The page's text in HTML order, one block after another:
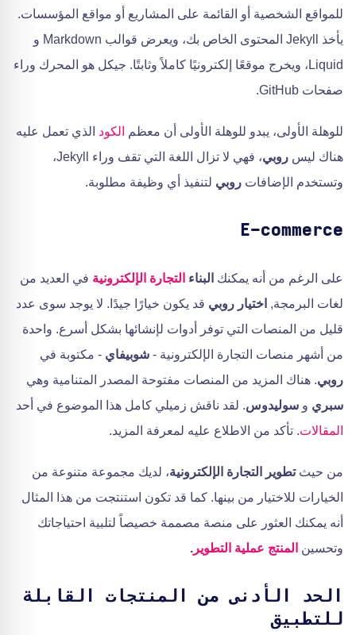
للمواقع الشخصية أو القائمة على المشاريع أو مواقع المؤسسات.
يأخذ Jekyll المحتوى الخاص بك، ويعرض قوالب Markdown و
Liquid، ويخرج موقعًا إلكترونيًا كاملاً وثابتًا. جيكل هو المحرك وراء
صفحات GitHub.
للوهلة الأولى، يبدو للوهلة الأولى أن معظم الكود الذي تعمل عليه
هناك ليس روبي
، فهي لا تزال اللغة التي تقف وراء Jekyll،
وتستخدم الإضافات روبي لتنفيذ أي وظيفة مطلوبة.
E-commerce
على الرغم من أنه يمكنك البناء التجارة الإلكترونية في العديد من
لغات البرمجة, اختيار روبي قد يكون خيارًا جيدًا. لا يوجد سوى عدد
قليل من المنصات التي توفر أدوات لإنشائها بشكل أسرع. واحدة
من أشهر منصات التجارة الإلكترونية - شوبيفاي - مكتوبة في
روبي. هناك المزيد من المنصات مفتوحة المصدر المتنامية وهي
سبري و سوليدوس. لقد ناقش زميلي كامل هذا الموضوع في أحد
المقالات. تأكد من الاطلاع عليه لمعرفة المزيد.
من حيثتطوير التجارة الإلكترونية، لديك مجموعة متنوعة من
الخيارات للاختيار من بينها. كما قد تكون استنتجت من هذا المثال
أنه يمكنك العثور على منصة مصممة خصيصاً لتلبية احتياجاتك
وتحسين المنتج عملية التطوير .
الحد الأدنى من المنتجات القابلة
للتطبيق